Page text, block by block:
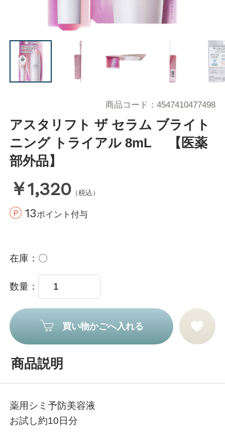
アスタリフト ザ セラム ブライト
ニング トライアル 8mL 【医薬
部外品】
￥1,320 （税込）
13ポイント付与
商品コード 4547410477498
在庫 〇
数量
買い物かごへ入れる
商品説明
薬用シミ予防美容液
お試し約10日分